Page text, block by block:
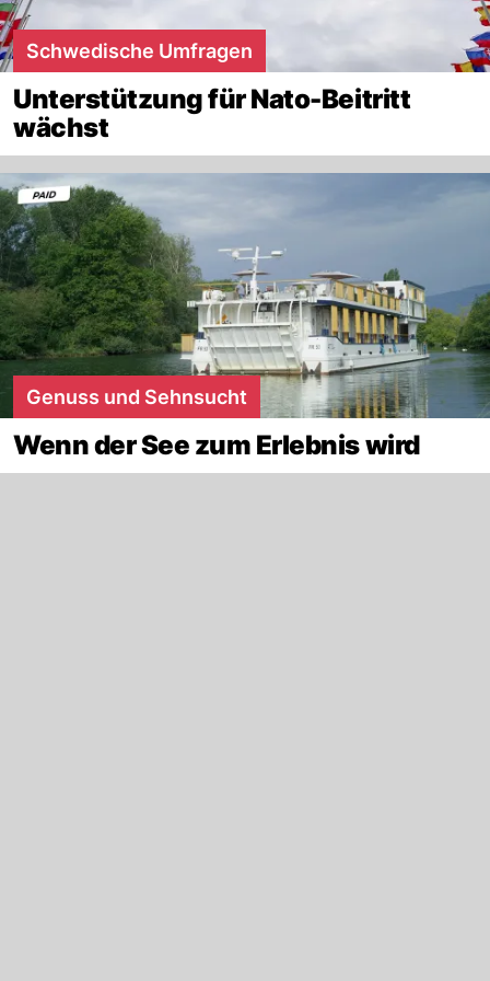
Schwedische Umfragen
Unterstützung für Nato-Beitritt
wächst
Genuss und Sehnsucht
Wenn der See zum Erlebnis wird